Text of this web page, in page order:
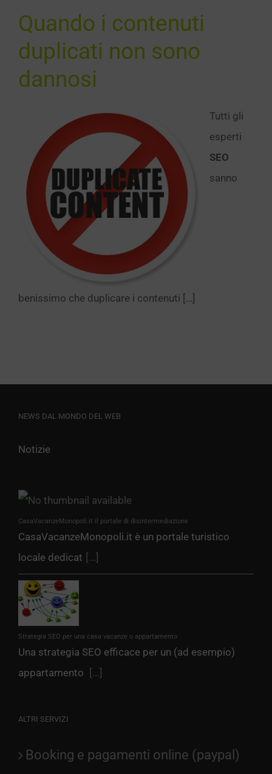
Quando i contenuti
duplicati non sono
dannosi
Tutti gli
esperti
SEO
sanno
benissimo che duplicare i contenuti […]
NEWS DAL MONDO DEL WEB
Notizie
CasaVacanzeMonopoli.it il portale di disintermediazione
CasaVacanzeMonopoli.it è un portale turistico
locale dedicat [...]
Strategia SEO per una casa vacanze o appartamento
Una strategia SEO efficace per un (ad esempio)
appartamento
[...]
ALTRI SERVIZI
Booking e pagamenti online (paypal)